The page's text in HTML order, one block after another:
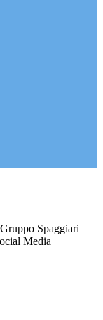
Spaggiari
Media